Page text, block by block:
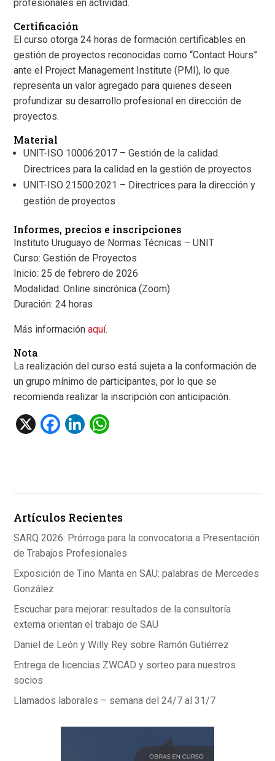
profesionales en actividad.
Certificación
El curso otorga 24 horas de formación certificables en
gestión de proyectos reconocidas como “Contact Hours”
ante el Project Management Institute (PMI), lo que
representa un valor agregado para quienes deseen
profundizar su desarrollo profesional en dirección de
proyectos.
Material
UNIT-ISO 10006:2017 – Gestión de la calidad.
Directrices para la calidad en la gestión de proyectos
UNIT-ISO 21500:2021 – Directrices para la dirección y
gestión de proyectos
Informes, precios e inscripciones
Instituto Uruguayo de Normas Técnicas – UNIT
Curso: Gestión de Proyectos
Inicio: 25 de febrero de 2026
Modalidad: Online sincrónica (Zoom)
Duración: 24 horas
Más informaciónaquí.
Nota
La realización del curso está sujeta a la conformación de
un grupo mínimo de participantes, por lo que se
recomienda realizar la inscripción con anticipación.
X
F
o
k
Li
p
p
Artículos Recientes
SARQ 2026: Prórroga para la convocatoria a Presentación
de Trabajos Profesionales
Exposición de Tino Manta en SAU: palabras de Mercedes
González
Escuchar para mejorar: resultados de la consultoría
externa orientan el trabajo de SAU
Daniel de León y Willy Rey sobre Ramón Gutiérrez
Entrega de licencias ZWCAD y sorteo para nuestros
socios
Llamados laborales – semana del 24/7 al 31/7